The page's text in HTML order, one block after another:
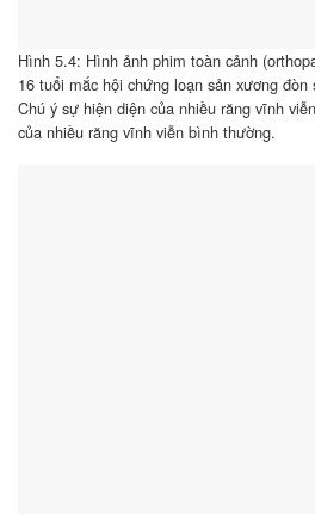
Hình 5.4: Hình ảnh phim toàn cảnh
16 tuổi mắc hội chứng loạn sản xương đòn
Chú ý sự hiện diện của nhiều răng vĩnh
của nhiều răng vĩnh viễn bình thường.